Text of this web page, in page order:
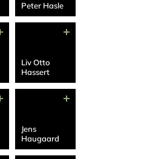
Peter Hasle
Liv Otto
Hassert
Jens
Haugaard